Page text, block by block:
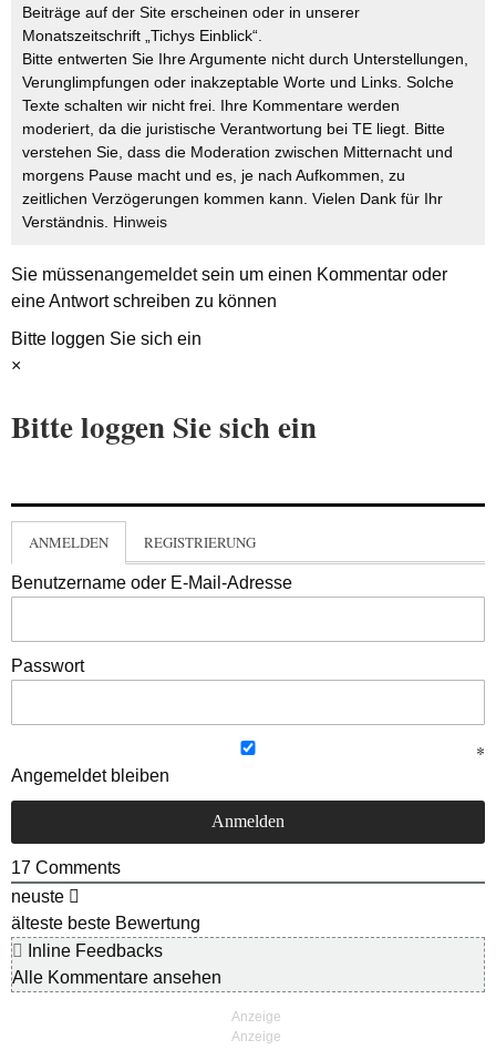
Beiträge auf der Site erscheinen oder in unserer
Monatszeitschrift „Tichys Einblick“.
Bitte entwerten Sie Ihre Argumente nicht durch Unterstellungen,
Verunglimpfungen oder inakzeptable Worte und Links. Solche
Texte schalten wir nicht frei. Ihre Kommentare werden
moderiert, da die juristische Verantwortung bei TE liegt. Bitte
verstehen Sie, dass die Moderation zwischen Mitternacht und
morgens Pause macht und es, je nach Aufkommen, zu
zeitlichen Verzögerungen kommen kann. Vielen Dank für Ihr
Verständnis. Hinweis
Sie müssenangemeldetsein um einen Kommentar oder
eine Antwort schreiben zu können
Bitte loggen Sie sich ein
×
Bitte loggen Sie sich ein
ANMELDEN REGISTRIERUNG
Benutzername oder E-Mail-Adresse
Passwort
Angemeldet bleiben
17 Comments
neuste
älteste beste Bewertung
Inline Feedbacks
Alle Kommentare ansehen